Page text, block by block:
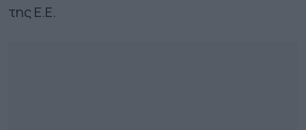
της Ε.Ε.